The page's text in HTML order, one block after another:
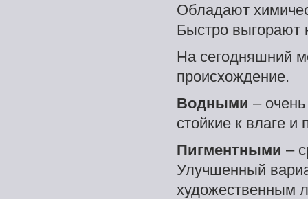
Обладают
Быстро выгорают
На сегодняшний
происхождение.
Водными–
стойкие к влаге
Пигментными –
Улучшенный
художественным